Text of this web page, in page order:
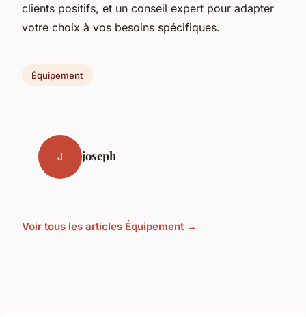
clients positifs, et un conseil expert pour adapter
votre choix à vos besoins spécifiques.
Équipement
J joseph
Voir tous les articles Équipement →